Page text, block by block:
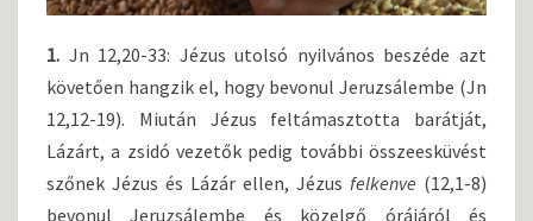
G
B
Ö
J
T
.
1. Jn 12,20-33: Jézus utolsó nyilvános beszéde azt
követően hangzik el, hogy bevonul Jeruzsálembe (Jn
12,12-19). Miután Jézus feltámasztotta barátját,
Lázárt, a zsidó vezetők pedig további összeesküvést
szőnek Jézus és Lázár ellen, Jézus felkenve (12,1-8)
bevonul Jeruzsálembe és közelgő órájáról és